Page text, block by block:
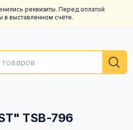
реквизиты. Перед оплатой
в выставленном счёте.
TSB-796